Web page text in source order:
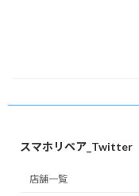
スマホリペア_Twitter
店舗一覧